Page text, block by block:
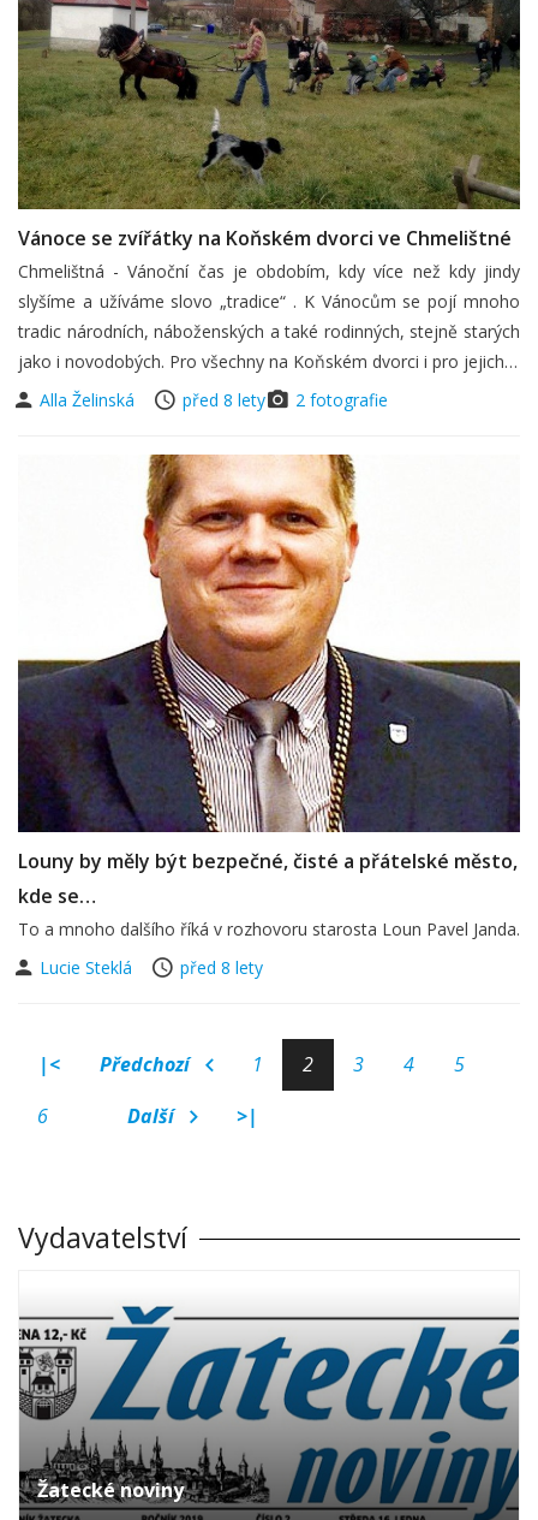
Vánoce se zvířátky na Koňském dvorci ve Chmelištné
Chmelištná - Vánoční čas je obdobím, kdy více než kdy jindy
slyšíme a užíváme slovo „tradice“ . K Vánocům se pojí mnoho
tradic národních, náboženských a také rodinných, stejně starých
jako i novodobých. Pro všechny na Koňském dvorci i pro jejich…
Alla Želinská
před 8 lety 2 fotografie
Louny by měly být bezpečné, čisté a přátelské město,
kde se…
To a mnoho dalšího říká v rozhovoru starosta Loun Pavel Janda.
Lucie Steklá
před 8 lety
|< Předchozí 1 2 3 4
5
6
Další >|
Vydavatelství
Žatecké noviny